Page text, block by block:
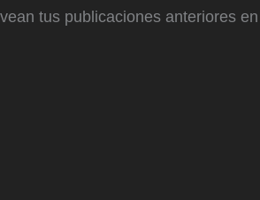
tus publicaciones anteriores